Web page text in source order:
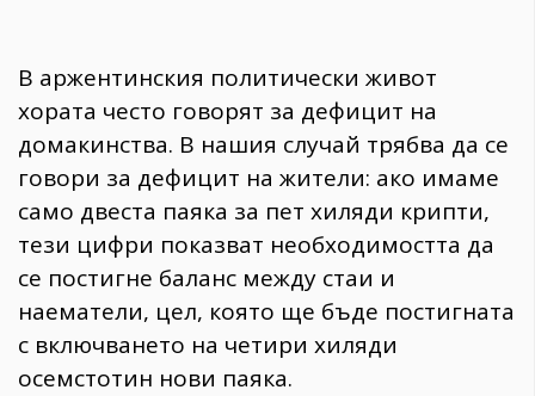
В аржентинския политически живот
хората често говорят за дефицит на
домакинства. В нашия случай трябва да се
говори за дефицит на жители: ако имаме
само двеста паяка за пет хиляди крипти,
тези цифри показват необходимостта да
се постигне баланс между стаи и
наематели, цел, която ще бъде постигната
с включването на четири хиляди
осемстотин нови паяка.